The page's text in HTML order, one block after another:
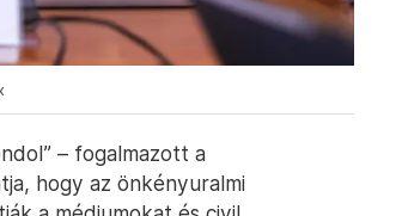
– fogalmazott a
hogy az önkényuralmi